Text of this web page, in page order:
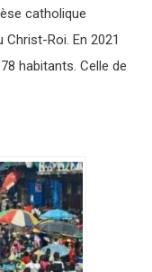
catholique
Roi. En 2021
habitants. Celle de